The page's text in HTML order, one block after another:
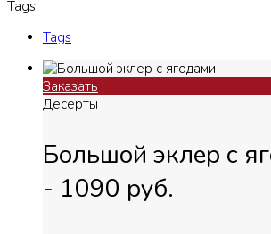
Tags
Tags
Заказать
Десерты
Большой эклер с
- 1090 руб.